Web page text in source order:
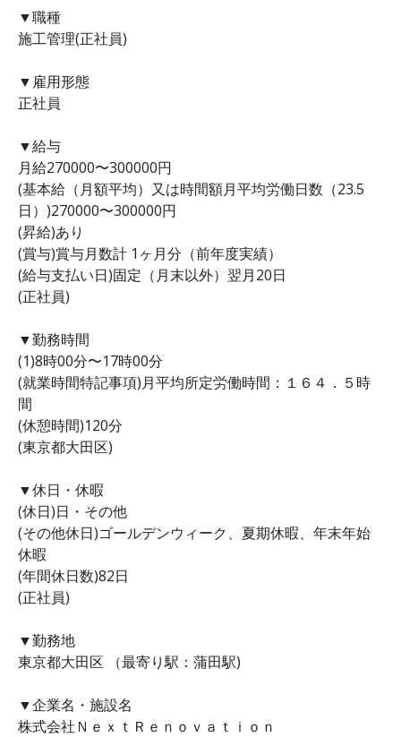
▼職種
施工管理(正社員)
▼雇用形態
正社員
▼給与
月給270000〜300000円
(基本給（月額平均）又は時間額月平均労働日数（23.5
日）)270000〜300000円
(昇給)あり
(賞与)賞与月数計 1ヶ月分（前年度実績）
(給与支払い日)固定（月末以外）翌月20日
(正社員)
▼勤務時間
(1)8時00分〜17時00分
(就業時間特記事項)月平均所定労働時間：１６４．５時
間
(休憩時間)120分
(東京都大田区)
▼休日・休暇
(休日)日・その他
(その他休日)ゴールデンウィーク、夏期休暇、年末年始
休暇
(年間休日数)82日
(正社員)
▼勤務地
東京都大田区 （最寄り駅：蒲田駅)
▼企業名・施設名
株式会社ＮｅｘｔＲｅｎｏｖａｔｉｏｎ